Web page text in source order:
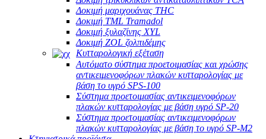
Δοκιμή μαριχουάνας THC
Δοκιμή TML Tramadol
Δοκιμή ξυλαζίνης XYL
Δοκιμή ZOL ζολπιδέμης
Κυτταρολογική εξέταση
Αυτόματο σύστημα προετοιμασίας και χρώσης
αντικειμενοφόρων πλακών κυτταρολογίας με
βάση το υγρό SPS-100
Σύστημα προετοιμασίας αντικειμενοφόρων
πλακών κυτταρολογίας με βάση υγρό SP-20
Σύστημα προετοιμασίας αντικειμενοφόρων
πλακών κυτταρολογίας με βάση το υγρό SP-M2